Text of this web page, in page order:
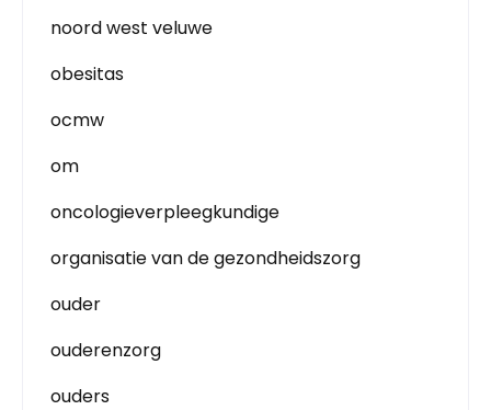
noord west veluwe
obesitas
ocmw
om
oncologieverpleegkundige
organisatie van de gezondheidszorg
ouder
ouderenzorg
ouders